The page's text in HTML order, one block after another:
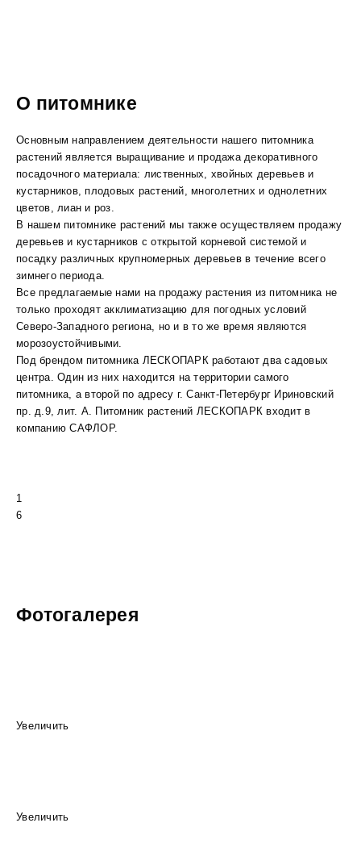
О питомнике
Основным направлением деятельности нашего питомника
растений является выращивание и продажа декоративного
посадочного материала: лиственных, хвойных деревьев и
кустарников, плодовых растений, многолетних и однолетних
цветов, лиан и роз.
В нашем питомнике растений мы также осуществляем продажу
деревьев и кустарников с открытой корневой системой и
посадку различных крупномерных деревьев в течение всего
зимнего периода.
Все предлагаемые нами на продажу растения из питомника не
только проходят акклиматизацию для погодных условий
Северо-Западного региона, но и в то же время являются
морозоустойчивыми.
Под брендом питомника ЛЕСКОПАРК работают два садовых
центра. Один из них находится на территории самого
питомника, а второй по адресу г. Санкт-Петербург Ириновский
пр. д.9, лит. А. Питомник растений ЛЕСКОПАРК входит в
компанию САФЛОР.
1
6
Фотогалерея
Увеличить
Увеличить